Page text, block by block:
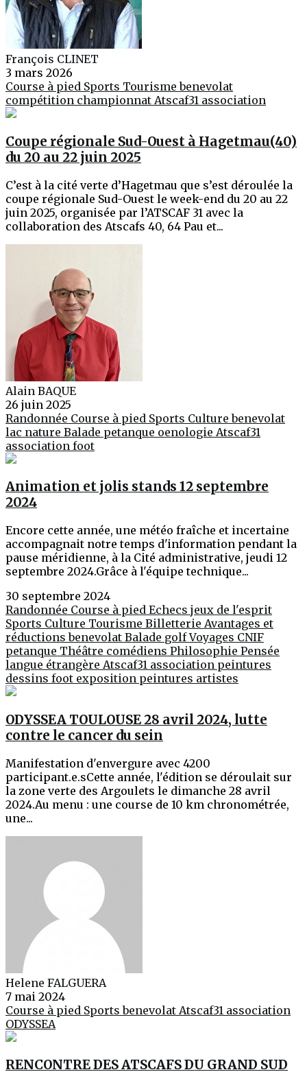
François CLINET
3 mars 2026
Course à pied Sports Tourismebenevolat
compétition championnat Atscaf31 association
Coupe régionale Sud-Ouest à Hagetmau(40)
du 20 au 22 juin 2025
C’est à la cité verte d’Hagetmau que s’est déroulée la
coupe régionale Sud-Ouest le week-end du 20 au 22
juin 2025, organisée par l’ATSCAF 31 avec la
collaboration des Atscafs 40, 64 Pau et...
Alain BAQUE
26 juin 2025
Randonnée Course à pied Sports Culturebenevolat
lac nature Balade petanque oenologie Atscaf31
association foot
Animation et jolis stands 12 septembre
2024
Encore cette année, une météo fraîche et incertaine
accompagnait notre temps d'information pendant la
pause méridienne, à la Cité administrative, jeudi 12
septembre 2024.Grâce à l'équipe technique...
30 septembre 2024
Randonnée Course à pied Echecs jeux de l'esprit
Sports Culture Tourisme Billetterie Avantages et
réductionsbenevolat Balade golfVoyages CNIF
petanque Théâtre comédiens Philosophie Pensée
langue étrangère Atscaf31 association peintures
dessins foot exposition peintures artistes
ODYSSEA TOULOUSE 28 avril 2024, lutte
contre le cancer du sein
Manifestation d'envergure avec 4200
participant.e.sCette année, l'édition se déroulait sur
la zone verte des Argoulets le dimanche 28 avril
2024.Au menu : une course de 10 km chronométrée,
une...
Helene FALGUERA
7 mai 2024
Course à pied Sportsbenevolat Atscaf31 association
ODYSSEA
RENCONTRE DES ATSCAFS DU GRAND SUD